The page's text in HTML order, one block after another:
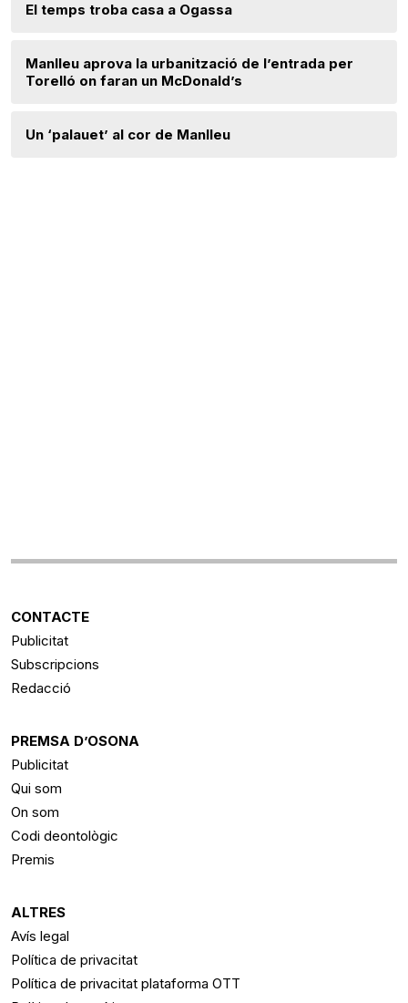
El temps troba casa a Ogassa
Manlleu aprova la urbanització de l’entrada per
Torelló on faran un McDonald’s
Un ‘palauet’ al cor de Manlleu
CONTACTE
Publicitat
Subscripcions
Redacció
PREMSA D’OSONA
Publicitat
Qui som
On som
Codi deontològic
Premis
ALTRES
Avís legal
Política de privacitat
Política de privacitat plataforma OTT